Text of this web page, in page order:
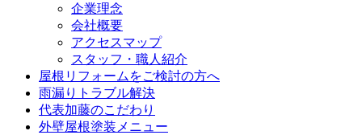
企業理念
会社概要
アクセスマップ
スタッフ・職人紹介
屋根リフォームをご検討の方へ
雨漏りトラブル解決
代表加藤のこだわり
外壁屋根塗装メニュー